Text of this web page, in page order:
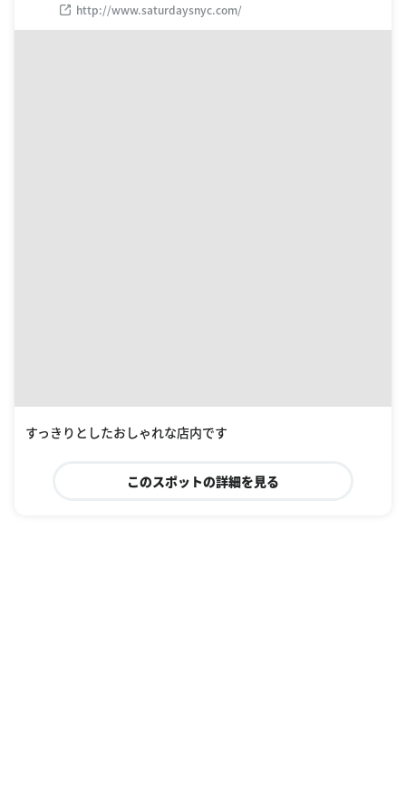
http://www.saturdaysnyc.com/
すっきりとしたおしゃれな店内です
このスポットの詳細を見る